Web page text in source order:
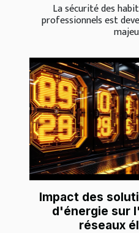
La sécurité des
professionnels est
Impact des
d'énergie sur
réseaux